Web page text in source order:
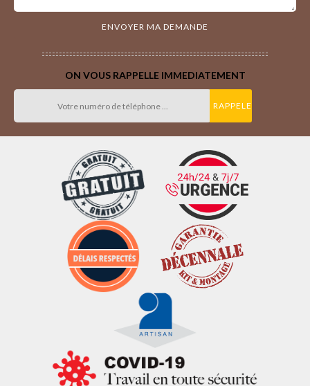
ON VOUS RAPPELLE IMMEDIATEMENT